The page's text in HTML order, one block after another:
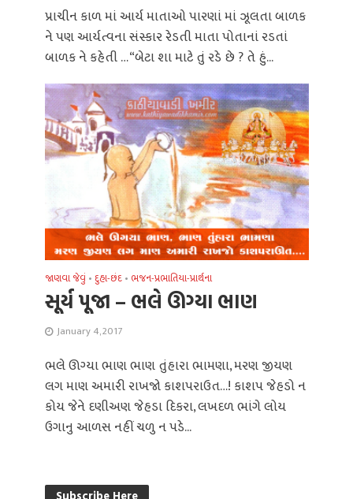
પ્રાચીન કાળ માં આર્ય માતાઓ પારણાં માં ઝૂલતા બાળક
ને પણ આર્યત્વના સંસ્કાર રેડતી માતા પોતાનાં રડતાં
બાળક ને કહેતી … “બેટા શા માટે તું રડે છે ? તે હું...
જાણવા જેવું • દુહા-છંદ • ભજન-પ્રભાતિયા-પ્રાર્થના
સૂર્ય પૂજા – ભલે ઊગ્યા ભાણ
January 4, 2017
ભલે ઊગ્યા ભાણ ભાણ તુંહારા ભામણા, મરણ જીયણ
લગ માણ અમારી રાખજો કાશપરાઉત…! કાશપ જેહડો ન
કોય જેને દણીઅણ જેહડા દિકરા, લખદળ ભાંગે લોય
ઉગાનુ આળસ નહીં ચળુ ન પડે...
Subscribe Here